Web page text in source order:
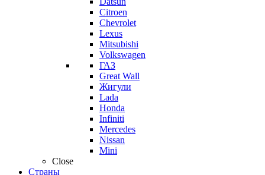
Citroen
Chevrolet
Lexus
Mitsubishi
Volkswagen
ГАЗ
Great Wall
Жигули
Lada
Honda
Infiniti
Mercedes
Nissan
Mini
Close
Страны